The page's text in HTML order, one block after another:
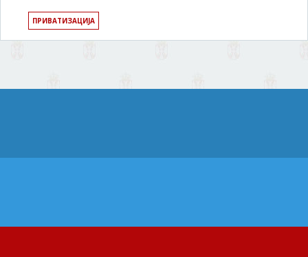
ПРИВАТИЗАЦИЈА